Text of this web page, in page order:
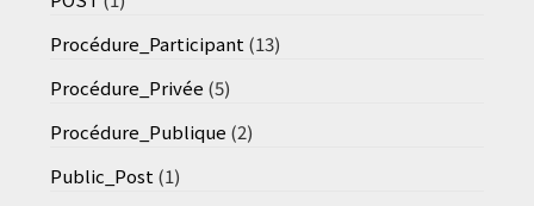
Procédure_Participant (13)
Procédure_Privée (5)
Procédure_Publique (2)
Public_Post (1)